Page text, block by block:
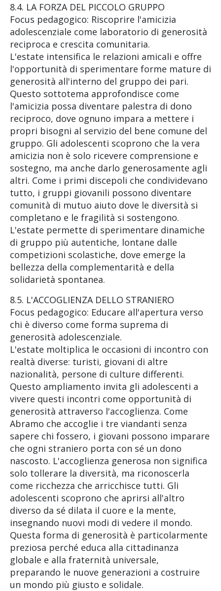
8.4. LA FORZA DEL PICCOLO GRUPPO
Focus pedagogico: Riscoprire l'amicizia
adolescenziale come laboratorio di generosità
reciproca e crescita comunitaria.
L'estate intensifica le relazioni amicali e offre
l'opportunità di sperimentare forme mature di
generosità all'interno del gruppo dei pari.
Questo sottotema approfondisce come
l'amicizia possa diventare palestra di dono
reciproco, dove ognuno impara a mettere i
propri bisogni al servizio del bene comune del
gruppo. Gli adolescenti scoprono che la vera
amicizia non è solo ricevere comprensione e
sostegno, ma anche darlo generosamente agli
altri. Come i primi discepoli che condividevano
tutto, i gruppi giovanili possono diventare
comunità di mutuo aiuto dove le diversità si
completano e le fragilità si sostengono.
L'estate permette di sperimentare dinamiche
di gruppo più autentiche, lontane dalle
competizioni scolastiche, dove emerge la
bellezza della complementarità e della
solidarietà spontanea.
8.5. L'ACCOGLIENZA DELLO STRANIERO
Focus pedagogico: Educare all'apertura verso
chi è diverso come forma suprema di
generosità adolescenziale.
L'estate moltiplica le occasioni di incontro con
realtà diverse: turisti, giovani di altre
nazionalità, persone di culture differenti.
Questo ampliamento invita gli adolescenti a
vivere questi incontri come opportunità di
generosità attraverso l'accoglienza. Come
Abramo che accoglie i tre viandanti senza
sapere chi fossero, i giovani possono imparare
che ogni straniero porta con sé un dono
nascosto. L'accoglienza generosa non significa
solo tollerare la diversità, ma riconoscerla
come ricchezza che arricchisce tutti. Gli
adolescenti scoprono che aprirsi all'altro
diverso da sé dilata il cuore e la mente,
insegnando nuovi modi di vedere il mondo.
Questa forma di generosità è particolarmente
preziosa perché educa alla cittadinanza
globale e alla fraternità universale,
preparando le nuove generazioni a costruire
un mondo più giusto e solidale.